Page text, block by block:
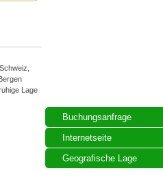
Buchungsanfrage
Internetseite
Geografische Lage
Lage